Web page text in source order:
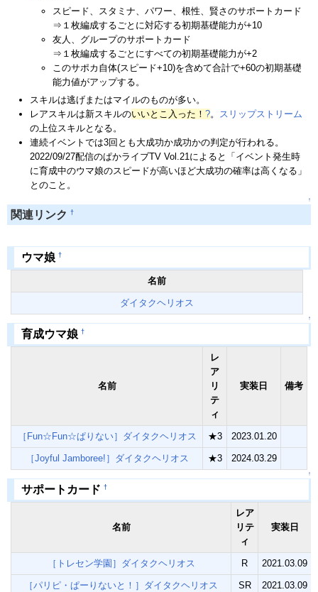
スピード、スタミナ、パワー、根性、賢さのサポートカード
⇒１枚編成するごとに対応する初期基礎能力が+10
友人、グループのサポートカード
⇒１枚編成するごとにすべての初期基礎能力が+2
このサポカ自体(スピード+10)を含めて合計で+60の初期基礎
能力値がアップする。
スキルは逃げまたはマイルのものが多い。
レアスキルは新スキルのいいとこ入った！ ?。 スリップストリーム
の上位スキルとなる。
連続イベントでは3回とも大成功か成功かの判定が行われる。
2022/09/27配信のぱかライブTV Vol.21によると「イベント発生時
に育成中のウマ娘のスピードが高いほど大成功の確率は高くなる」
とのこと。
↑
関連リンク †
ウマ娘 †
名前
ダイタクヘリオス
↑
育成ウマ娘 †
名前
レ
ア
リ
テ
ィ
実装日 備考
［Fun☆Fun☆ぱりない］ダイタクヘリオス ★3 2023.01.20
［Joyful Jamboree!］ダイタクヘリオス ★3 2024.03.29
↑
サポートカード †
名前
レア
リテ
ィ
実装日
［トレセン学園］ダイタクヘリオス R 2021.03.09
［パリピ・ぱーりないと！］ダイタクヘリオス SR 2021.03.09